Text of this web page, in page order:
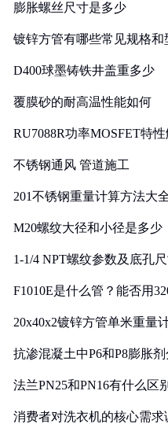
膨胀螺丝尺寸是多少
镀锌方管有哪些常见规格和
D400球墨铸铁井盖重多少
覆膜砂的耐高温性能如何
RU7088R功率MOSFET特
不锈钢通风 管道施工
201不锈钢重量计算方法大
M20螺纹大径和小径是多少
1-1/4 NPT螺纹参数及底孔
F1010E是什么管？能否用
20x40x2镀锌方管单米重量
抗渗混凝土中P6和P8膨胀
法兰PN25和PN16有什么区别
消费者对洗衣机的核心需求